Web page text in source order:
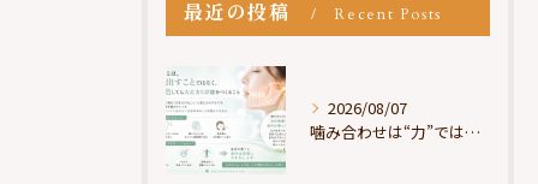
最近の投稿 Recent Posts
2026/08/07
噛み合わせは“力”ではなく“許可”である